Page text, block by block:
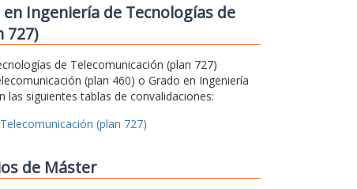
Ingeniería de Tecnologías de
727)
de Telecomunicación (plan 727)
(plan 460) o Grado en Ingeniería
las siguientes tablas de convalidaciones:
(plan 727)
de Máster